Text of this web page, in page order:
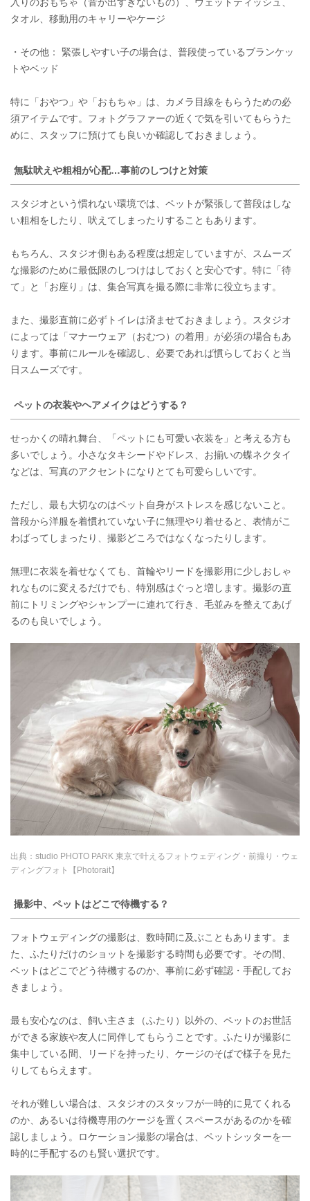
入りのおもちゃ（音が出すぎないもの）、ウェットティッシュ、
タオル、移動用のキャリーやケージ
・その他： 緊張しやすい子の場合は、普段使っているブランケッ
トやベッド
特に「おやつ」や「おもちゃ」は、カメラ目線をもらうための必
須アイテムです。フォトグラファーの近くで気を引いてもらうた
めに、スタッフに預けても良いか確認しておきましょう。
無駄吠えや粗相が心配…事前のしつけと対策
スタジオという慣れない環境では、ペットが緊張して普段はしな
い粗相をしたり、吠えてしまったりすることもあります。
もちろん、スタジオ側もある程度は想定していますが、スムーズ
な撮影のために最低限のしつけはしておくと安心です。特に「待
て」と「お座り」は、集合写真を撮る際に非常に役立ちます。
また、撮影直前に必ずトイレは済ませておきましょう。スタジオ
によっては「マナーウェア（おむつ）の着用」が必須の場合もあ
ります。事前にルールを確認し、必要であれば慣らしておくと当
日スムーズです。
ペットの衣装やヘアメイクはどうする？
せっかくの晴れ舞台、「ペットにも可愛い衣装を」と考える方も
多いでしょう。小さなタキシードやドレス、お揃いの蝶ネクタイ
などは、写真のアクセントになりとても可愛らしいです。
ただし、最も大切なのはペット自身がストレスを感じないこと。
普段から洋服を着慣れていない子に無理やり着せると、表情がこ
わばってしまったり、撮影どころではなくなったりします。
無理に衣装を着せなくても、首輪やリードを撮影用に少しおしゃ
れなものに変えるだけでも、特別感はぐっと増します。撮影の直
前にトリミングやシャンプーに連れて行き、毛並みを整えてあげ
るのも良いでしょう。
出典： studio PHOTO PARK 東京で叶えるフォトウェディング・前撮り・ウェ
ディングフォト【Photorait】
撮影中、ペットはどこで待機する？
フォトウェディングの撮影は、数時間に及ぶこともあります。ま
た、ふたりだけのショットを撮影する時間も必要です。その間、
ペットはどこでどう待機するのか、事前に必ず確認・手配してお
きましょう。
最も安心なのは、飼い主さま（ふたり）以外の、ペットのお世話
ができる家族や友人に同伴してもらうことです。ふたりが撮影に
集中している間、リードを持ったり、ケージのそばで様子を見た
りしてもらえます。
それが難しい場合は、スタジオのスタッフが一時的に見てくれる
のか、あるいは待機専用のケージを置くスペースがあるのかを確
認しましょう。ロケーション撮影の場合は、ペットシッターを一
時的に手配するのも賢い選択です。